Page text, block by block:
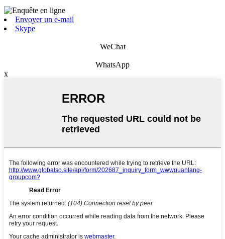
Envoyer un e-mail
Skype
WeChat
WhatsApp
x